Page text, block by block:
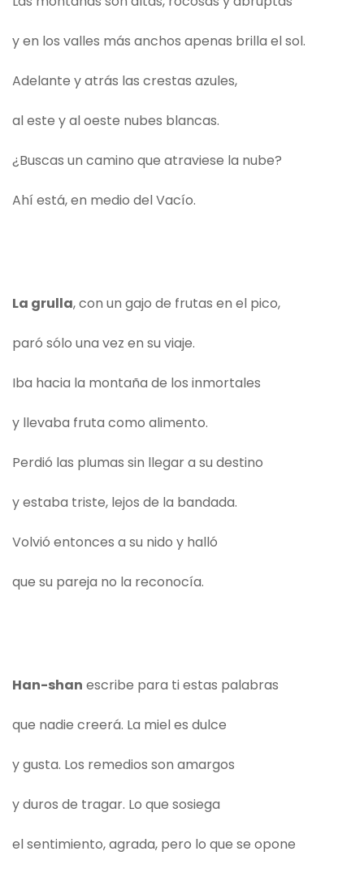
y en los valles más anchos apenas brilla el sol.
Adelante y atrás las crestas azules,
al este y al oeste nubes blancas.
¿Buscas un camino que atraviese la nube?
Ahí está, en medio del Vacío.
La grulla, con un gajo de frutas en el pico,
paró sólo una vez en su viaje.
Iba hacia la montaña de los inmortales
y llevaba fruta como alimento.
Perdió las plumas sin llegar a su destino
y estaba triste, lejos de la bandada.
Volvió entonces a su nido y halló
que su pareja no la reconocía.
Han-shan escribe para ti estas palabras
que nadie creerá. La miel es dulce
y gusta. Los remedios son amargos
y duros de tragar. Lo que sosiega
el sentimiento, agrada, pero lo que se opone